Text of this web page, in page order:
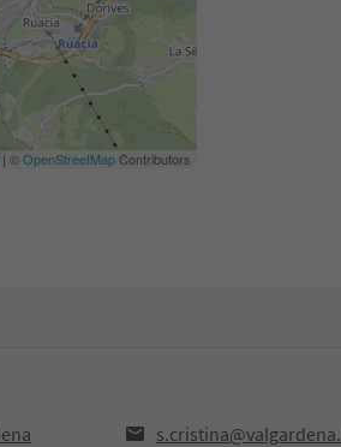
| ©OpenStreetMapContributors